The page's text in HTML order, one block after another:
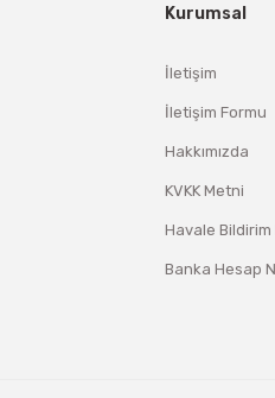
Kurumsal
İletişim
İletişim Formu
Hakkımızda
KVKK Metni
Havale Bildirim
Banka Hesap